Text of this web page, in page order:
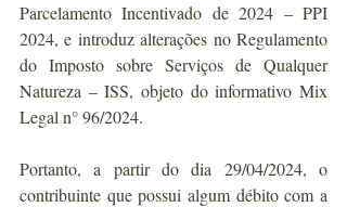
Parcelamento Incentivado de 2024 – PPI
2024, e introduz alterações no Regulamento
do Imposto sobre Serviços de Qualquer
Natureza – ISS, objeto do informativo Mix
Legal n° 96/2024.
Portanto, a partir do dia 29/04/2024, o
contribuinte que possui algum débito com a